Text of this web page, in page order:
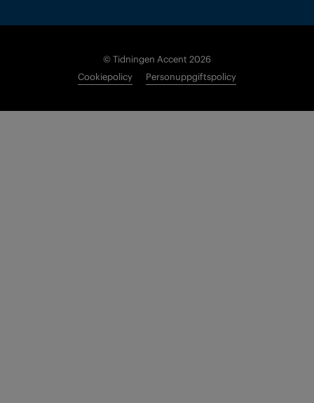
© Tidningen Accent 2026
Cookiepolicy
Personuppgiftspolicy